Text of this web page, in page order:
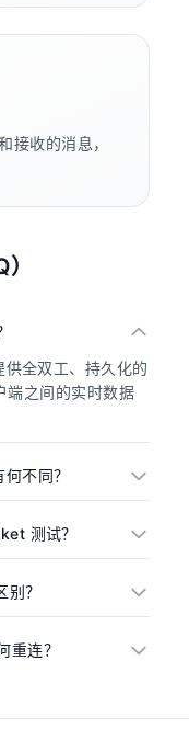
接收的消息，
全双工、持久化的
端之间的实时数据
不同？
测试？
？
重连？